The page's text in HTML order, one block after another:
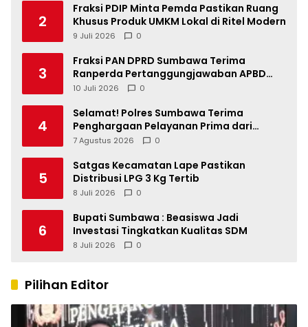
2
Fraksi PDIP Minta Pemda Pastikan Ruang
Khusus Produk UMKM Lokal di Ritel Modern
9 Juli 2026 0
3
Fraksi PAN DPRD Sumbawa Terima
Ranperda Pertanggungjawaban APBD
2025, Soroti SILPA Rp201,68 Miliar dan
10 Juli 2026 0
4
Selamat! Polres Sumbawa Terima
Penghargaan Pelayanan Prima dari
Kapolri
7 Agustus 2026 0
5
Satgas Kecamatan Lape Pastikan
Distribusi LPG 3 Kg Tertib
8 Juli 2026 0
6
Bupati Sumbawa : Beasiswa Jadi
Investasi Tingkatkan Kualitas SDM
8 Juli 2026 0
Pilihan Editor